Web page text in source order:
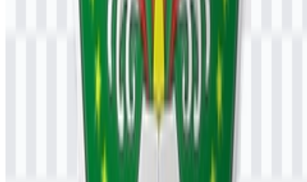
© 2026 ZonaLogo.com - Hosted on
Onidel .
Kontak Privasi